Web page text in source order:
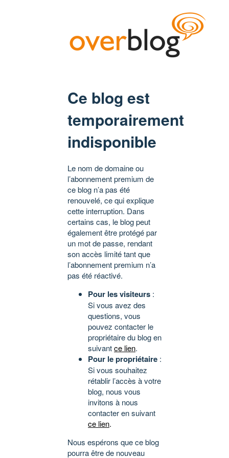
Ce blog est
temporairement
indisponible
Le nom de domaine ou
l’abonnement premium de
ce blog n’a pas été
renouvelé, ce qui explique
cette interruption. Dans
certains cas, le blog peut
également être protégé par
un mot de passe, rendant
son accès limité tant que
l’abonnement premium n’a
pas été réactivé.
Pour les visiteurs :
Si vous avez des
questions, vous
pouvez contacter le
propriétaire du blog en
suivantce lien.
Pour le propriétaire :
Si vous souhaitez
rétablir l’accès à votre
blog, nous vous
invitons à nous
contacter en suivant
ce lien.
Nous espérons que ce blog
pourra être de nouveau